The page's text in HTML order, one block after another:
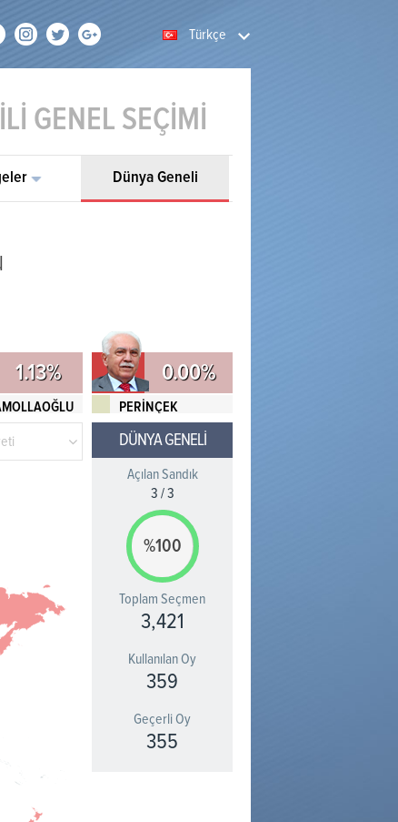
Türkçe
GENEL SEÇİMİ
Dünya Geneli
1.13% 0.00%
PERİNÇEK
DÜNYA GENELİ
Açılan Sandık
3 /3
%100
Toplam Seçmen
3,421
Kullanılan Oy
359
Geçerli Oy
355